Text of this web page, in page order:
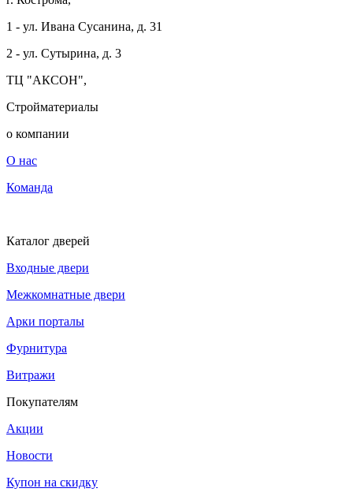
1 - ул. Ивана Сусанина, д. 31
2 - ул. Сутырина, д. 3
ТЦ "АКСОН",
Стройматериалы
о компании
О нас
Команда
Каталог дверей
Входные двери
Межкомнатные двери
Арки порталы
Фурнитура
Витражи
Покупателям
Акции
Новости
Купон на скидку